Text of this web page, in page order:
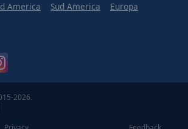
America Sud America
Europa
2026.